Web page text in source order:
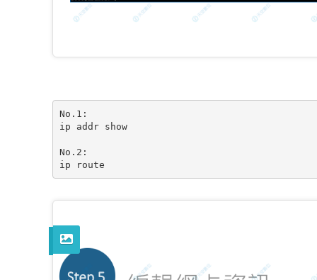
﻿No.1:
ip addr show
No.2:
ip route